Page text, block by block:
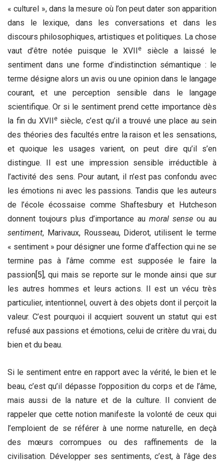
« culturel », dans la mesure où l’on peut dater son apparition
dans le lexique, dans les conversations et dans les
discours philosophiques, artistiques et politiques. La chose
vaut d’être notée puisque le XVIIe
siècle a laissé le
sentiment dans une forme d’indistinction sémantique : le
terme désigne alors un avis ou une opinion dans le langage
courant, et une perception sensible dans le langage
scientifique. Or si le sentiment prend cette importance dès
la fin du XVIIesiècle, c’est qu’il a trouvé une place au sein
des théories des facultés entre la raison et les sensations,
et quoique les usages varient, on peut dire qu’il s’en
distingue. Il est une impression sensible irréductible à
l’activité des sens. Pour autant, il n’est pas confondu avec
les émotions ni avec les passions. Tandis que les auteurs
de l’école écossaise comme Shaftesbury et Hutcheson
donnent toujours plus d’importance au moral sense ou au
sentiment, Marivaux, Rousseau, Diderot, utilisent le terme
« sentiment » pour désigner une forme d’affection qui ne se
termine pas à l’âme comme est supposée le faire la
passion[5], qui mais se reporte sur le monde ainsi que sur
les autres hommes et leurs actions. Il est un vécu très
particulier, intentionnel, ouvert à des objets dont il perçoit la
valeur. C’est pourquoi il acquiert souvent un statut qui est
refusé aux passions et émotions, celui de critère du vrai, du
bien et du beau.
Si le sentiment entre en rapport avec la vérité, le bien et le
beau, c’est qu’il dépasse l’opposition du corps et de l’âme,
mais aussi de la nature et de la culture. Il convient de
rappeler que cette notion manifeste la volonté de ceux qui
l’emploient de se référer à une norme naturelle, en deçà
des mœurs corrompues ou des raffinements de la
civilisation. Développer ses sentiments, c’est, à l’âge des